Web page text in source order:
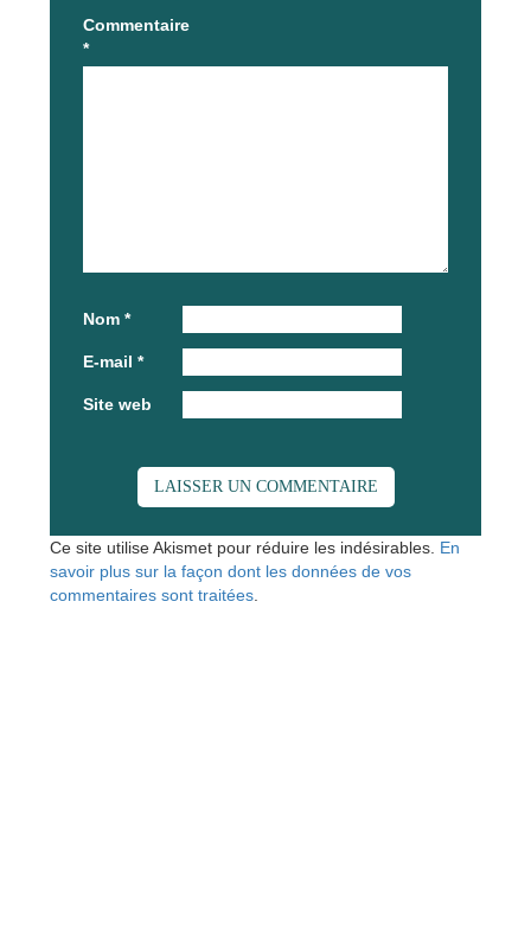
Commentaire
*
Nom *
E-mail *
Site web
Ce site utilise Akismet pour réduire les indésirables. En
savoir plus sur la façon dont les données de vos
commentaires sont traitées